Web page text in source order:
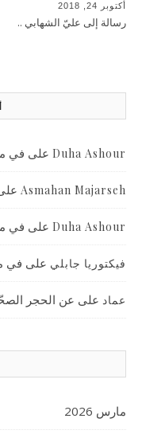
أكتوبر 24, 2018
رسالة إلى عليّ الشهابي ..
Duha Ashour على في
Asmahan Majarseh
Duha Ashour على في
فيكتوريا جابلي على في
عماد على عن الحجر
مارس 2026